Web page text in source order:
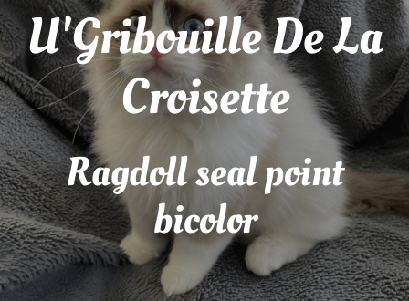
U'Gribouille De La
Croisette
Ragdoll seal point
bicolor